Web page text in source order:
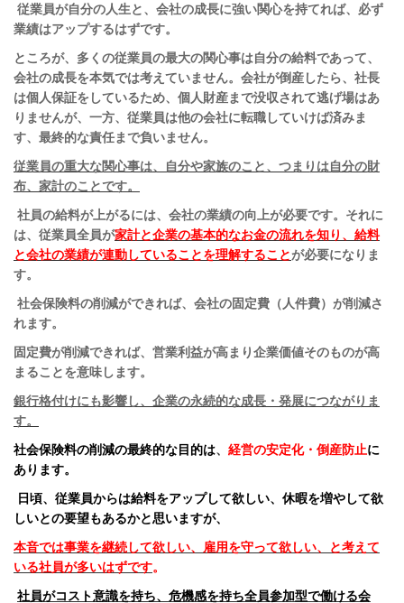
従業員が自分の人生と、会社の成長に強い関心を持てれば、必ず
業績はアップするはずです。
ところが、多くの従業員の最大の関心事は自分の給料であって、
会社の成長を本気では考えていません。 会社が倒産したら、社長
は個人保証をしているため、個人財産まで没収されて逃げ場はあ
りませんが、 一方、従業員は他の会社に転職していけば済みま
す、最終的な責任まで負いません。
従業員の重大な関心事は、自分や家族のこと、つまりは自分の財
布、家計のことです。
社員の給料が上がるには、会社の業績の向上が必要です。それに
は、従業員全員が家計と企業の基本的なお金の流れを知り、給料
と会社の業績が連動していることを理解することが必要になりま
す。
社会保険料の削減ができれば、会社の固定費（人件費）が削減さ
れます。
固定費が削減できれば、営業利益が高まり企業価値そのものが高
まることを意味します。
銀行格付けにも影響し、企業の永続的な成長・発展につながりま
す。
社会保険料の削減の最終的な目的は、 経営の安定化・倒産防止に
あります。
日頃、従業員からは給料をアップして欲しい、休暇を増やして欲
しいとの要望もあるかと思いますが、
本音では事業を継続して欲しい、雇用を守って欲しい、と考えて
いる社員が多いはずです。
社員がコスト意識を持ち、危機感を持ち全員参加型で働ける会